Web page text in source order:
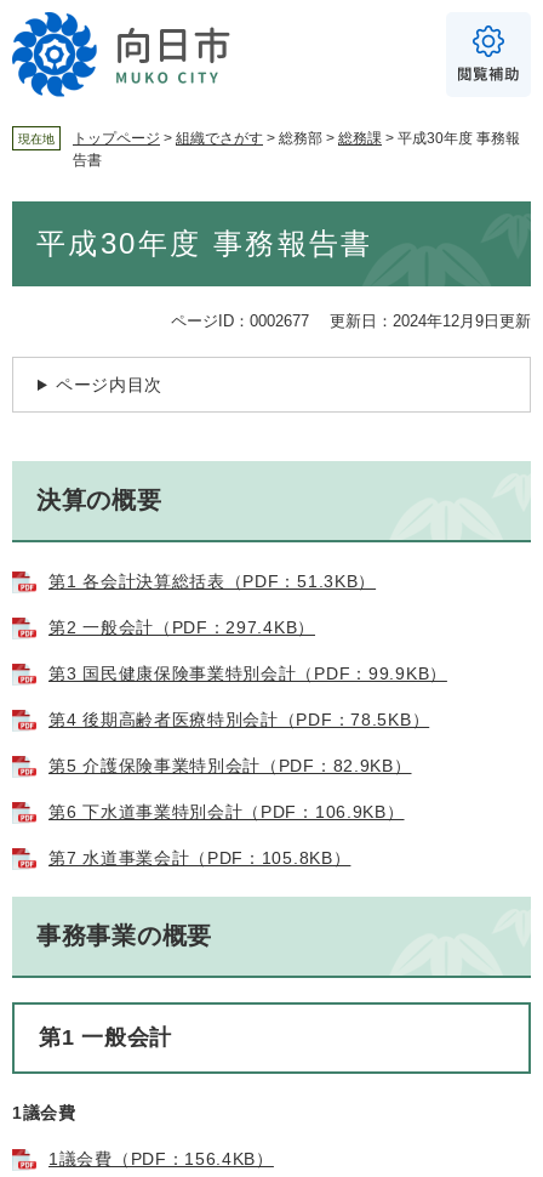
ー
ジ
ニ
ュ
へ
For Foreigners
音声読み上げ
読み上げ 読み上げ設定
あり
文字サイズ 標準 拡大
現在地 トップページ > 組織でさがす > 総務部 > 総務課 > 平成30年度 事務報
告書
平成30年度 事務報告書
ページID：0002677 更新日：2024年12月9日更新
ページ内目次
決算の概要
第1 各会計決算総括表（PDF：51.3KB）
第2 一般会計（PDF：297.4KB）
第3 国民健康保険事業特別会計（PDF：99.9KB）
第4 後期高齢者医療特別会計（PDF：78.5KB）
第5 介護保険事業特別会計（PDF：82.9KB）
第6 下水道事業特別会計（PDF：106.9KB）
第7 水道事業会計（PDF：105.8KB）
事務事業の概要
第1 一般会計
1議会費
1議会費（PDF：156.4KB）